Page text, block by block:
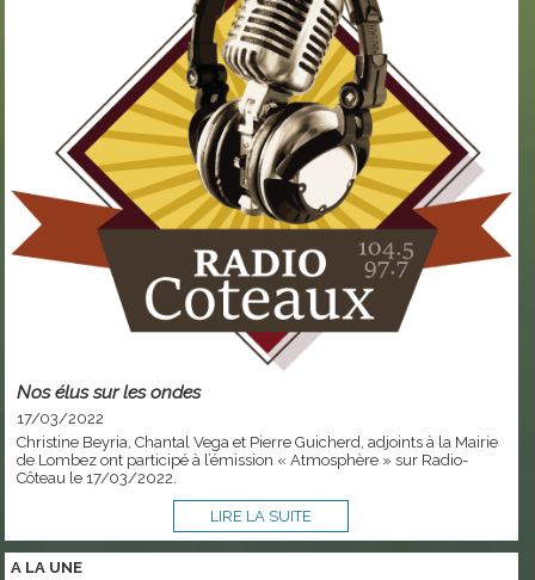
Nos élus sur les ondes
17/03/2022
Christine Beyria, Chantal Vega et Pierre Guicherd, adjoints à la Mairie
de Lombez ont participé à l’émission « Atmosphère » sur Radio-
Côteau le 17/03/2022.
LIRE LA SUITE
A LA UNE